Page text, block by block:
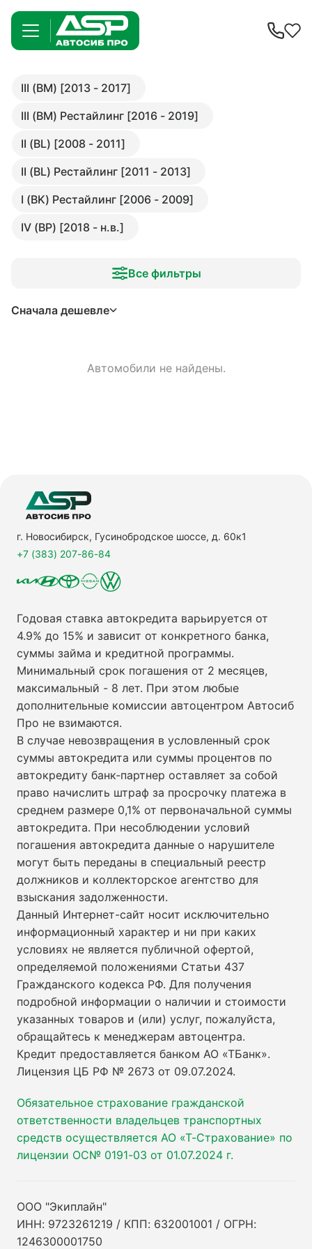
III (BM) [2013 - 2017]
III (BM) Рестайлинг [2016 - 2019]
II (BL) [2008 - 2011]
II (BL) Рестайлинг [2011 - 2013]
I (BK) Рестайлинг [2006 - 2009]
IV (BP) [2018 - н.в.]
Все фильтры
Сначала дешевле
Автомобили не найдены.
г. Новосибирск, Гусинобродское шоссе, д. 60к1
+7 (383) 207-86-84
Годовая ставка автокредита варьируется от
4.9% до 15% и зависит от конкретного банка,
суммы займа и кредитной программы.
Минимальный срок погашения от 2 месяцев,
максимальный - 8 лет. При этом любые
дополнительные комиссии автоцентром Автосиб
Про не взимаются.
В случае невозвращения в условленный срок
суммы автокредита или суммы процентов по
автокредиту банк-партнер оставляет за собой
право начислить штраф за просрочку платежа в
среднем размере 0,1% от первоначальной суммы
автокредита. При несоблюдении условий
погашения автокредита данные о нарушителе
могут быть переданы в специальный реестр
должников и коллекторское агентство для
взыскания задолженности.
Данный Интернет-сайт носит исключительно
информационный характер и ни при каких
условиях не является публичной офертой,
определяемой положениями Статьи 437
Гражданского кодекса РФ. Для получения
подробной информации о наличии и стоимости
указанных товаров и (или) услуг, пожалуйста,
обращайтесь к менеджерам автоцентра.
Кредит предоставляется банком АО «ТБанк».
Лицензия ЦБ РФ № 2673 от 09.07.2024.
Обязательное страхование гражданской
ответственности владельцев транспортных
средств осуществляется АО «Т-Страхование» по
лицензии ОС№ 0191-03 от 01.07.2024 г.
ООО "Экиплайн"
ИНН: 9723261219 / КПП: 632001001 / ОГРН:
1246300001750